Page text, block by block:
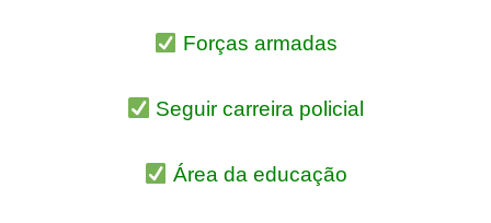
Forças armadas
Seguir carreira policial
Área da educação